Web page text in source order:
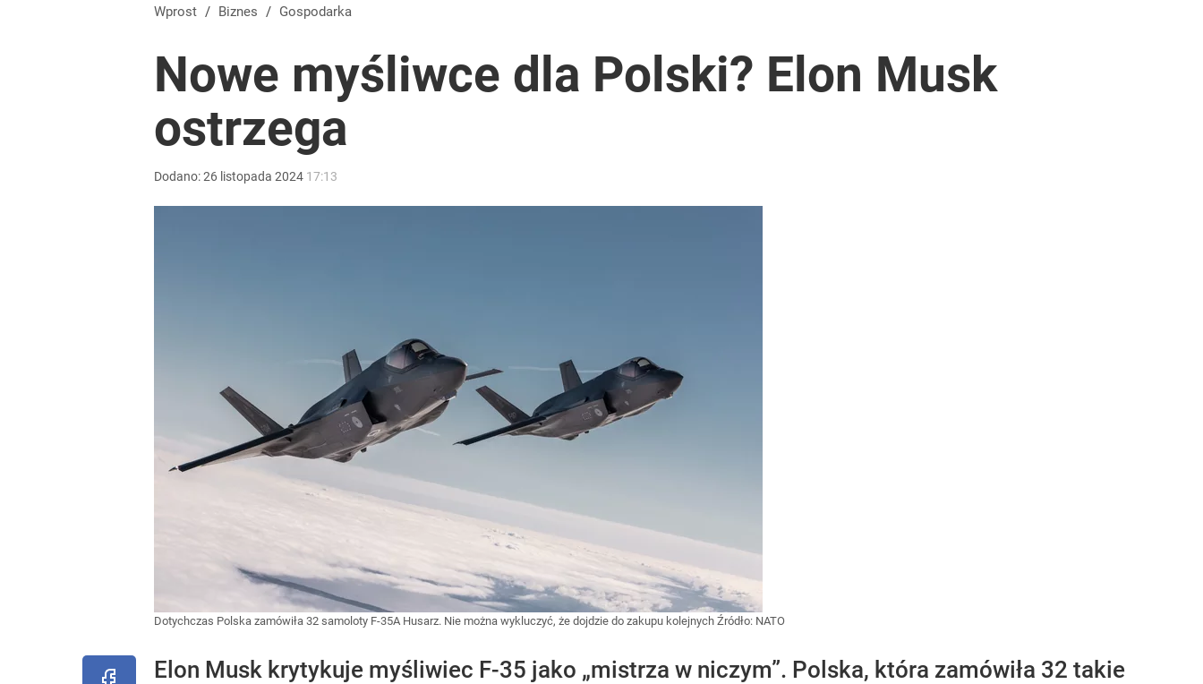
Kontrole studni przyspieszają. Za pobór wody nawet 7,5 tys. zł kary
„Nie chodzi o zemstę”. Mocny apel w sprawie ofiar rzezi wołyńskiej
Wprost / Biznes / Gospodarka
Nowe myśliwce dla Polski? Elon Musk
ostrzega
Dodano:26 listopada 2024 17:13
Dotychczas Polska zamówiła 32 samoloty F-35A Husarz. Nie można wykluczyć, że dojdzie do zakupu kolejnych Źródło: NATO
Elon Musk krytykuje myśliwiec F-35 jako „mistrza w niczym”. Polska, która zamówiła 32 takie